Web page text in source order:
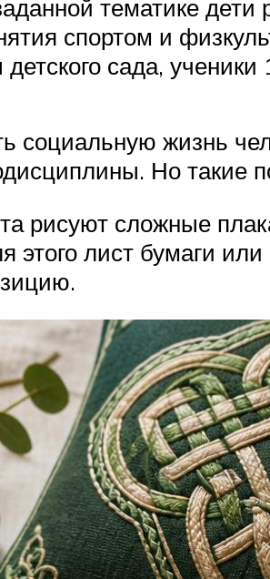
тематике
спортом и
сада, ученики
социальную жизнь
Но такие
рисуют сложные
лист бумаги